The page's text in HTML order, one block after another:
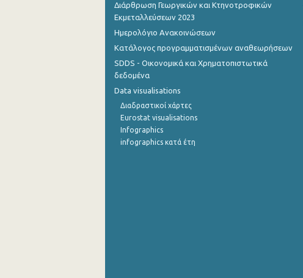
Διάρθρωση Γεωργικών και Κτηνοτροφικών
Εκμεταλλεύσεων 2023
Ημερολόγιο Ανακοινώσεων
Κατάλογος προγραμματισμένων αναθεωρήσεων
SDDS - Οικονομικά και Χρηματοπιστωτικά
δεδομένα
Data visualisations
Διαδραστικοί χάρτες
Eurostat visualisations
Infographics
infographics κατά έτη